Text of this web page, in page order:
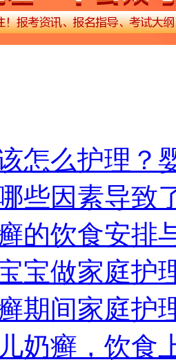
怎么护理？
些因素导致
的饮食安排
宝做家庭护
期间家庭护
奶癣，饮食